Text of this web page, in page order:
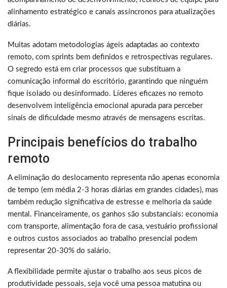
alinhamento estratégico e canais assíncronos para atualizações
diárias.
Muitas adotam metodologias ágeis adaptadas ao contexto
remoto, com sprints bem definidos e retrospectivas regulares.
O segredo está em criar processos que substituam a
comunicação informal do escritório, garantindo que ninguém
fique isolado ou desinformado. Líderes eficazes no remoto
desenvolvem inteligência emocional apurada para perceber
sinais de dificuldade mesmo através de mensagens escritas.
Principais benefícios do trabalho
remoto
A eliminação do deslocamento representa não apenas economia
de tempo (em média 2-3 horas diárias em grandes cidades), mas
também redução significativa de estresse e melhoria da saúde
mental. Financeiramente, os ganhos são substanciais: economia
com transporte, alimentação fora de casa, vestuário profissional
e outros custos associados ao trabalho presencial podem
representar 20-30% do salário.
A flexibilidade permite ajustar o trabalho aos seus picos de
produtividade pessoais, seja você uma pessoa matutina ou